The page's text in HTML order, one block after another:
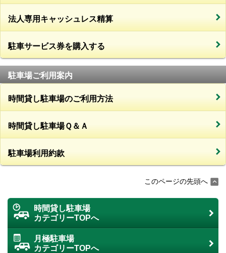
法人専用キャッシュレス精算
駐車サービス券を購入する
駐車場ご利用案内
時間貸し駐車場のご利用方法
時間貸し駐車場Ｑ＆Ａ
駐車場利用約款
このページの先頭へ
時間貸し駐車場
カテゴリーTOPへ
月極駐車場
カテゴリーTOPへ